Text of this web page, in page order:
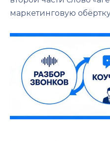
маркетинговую